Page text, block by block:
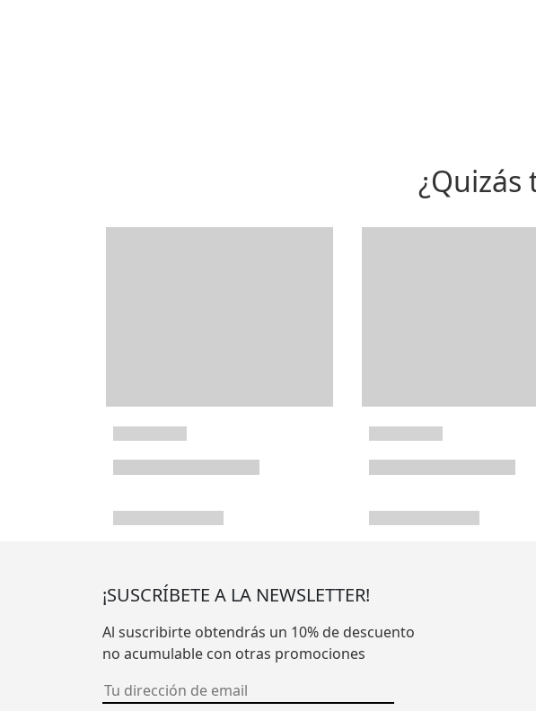
¡SUSCRÍBETE A LA NEWSLETTER!
Al suscribirte obtendrás un 10% de descuento
no acumulable con otras promociones